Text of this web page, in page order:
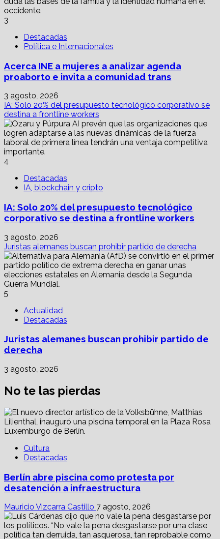
3
Destacadas
Política e Internacionales
Acerca INE a mujeres a analizar agenda
proaborto e invita a comunidad trans
3 agosto, 2026
IA: Solo 20% del presupuesto tecnológico corporativo se
destina a frontline workers
4
Destacadas
IA, blockchain y cripto
IA: Solo 20% del presupuesto tecnológico
corporativo se destina a frontline workers
3 agosto, 2026
Juristas alemanes buscan prohibir partido de derecha
5
Actualidad
Destacadas
Juristas alemanes buscan prohibir partido de
derecha
3 agosto, 2026
No te las pierdas
Cultura
Destacadas
Berlín abre piscina como protesta por
desatención a infraestructura
Mauricio Vizcarra Castillo 7 agosto, 2026